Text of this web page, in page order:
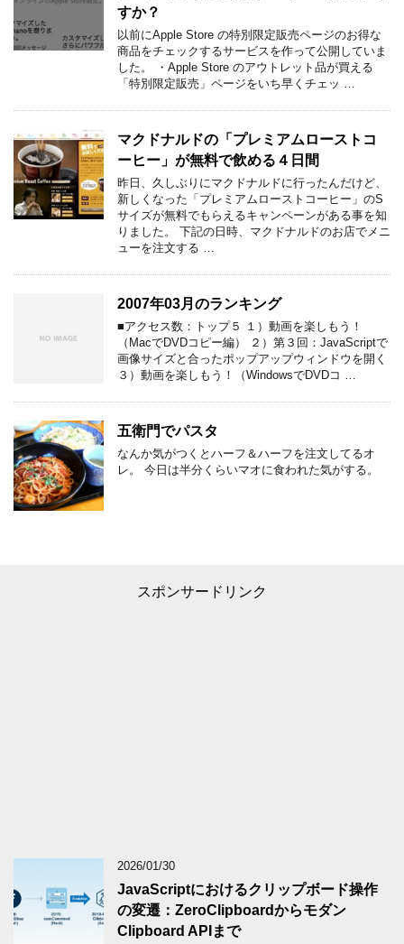
すか？
以前にApple Store の特別限定販売ページのお得な
商品をチェックするサービスを作って公開していま
した。 ・Apple Store のアウトレット品が買える
「特別限定販売」ページをいち早くチェッ …
マクドナルドの「プレミアムローストコ
ーヒー」が無料で飲める４日間
昨日、久しぶりにマクドナルドに行ったんだけど、
新しくなった「プレミアムローストコーヒー」のS
サイズが無料でもらえるキャンペーンがある事を知
りました。 下記の日時、マクドナルドのお店でメニ
ューを注文する …
2007年03月のランキング
■アクセス数：トップ５ １）動画を楽しもう！
（MacでDVDコピー編） ２）第３回：JavaScriptで
画像サイズと合ったポップアップウィンドウを開く
３）動画を楽しもう！（WindowsでDVDコ …
五衛門でパスタ
なんか気がつくとハーフ＆ハーフを注文してるオ
レ。 今日は半分くらいマオに食われた気がする。
スポンサードリンク
2026/01/30
JavaScriptにおけるクリップボード操作
の変遷：ZeroClipboardからモダン
Clipboard APIまで